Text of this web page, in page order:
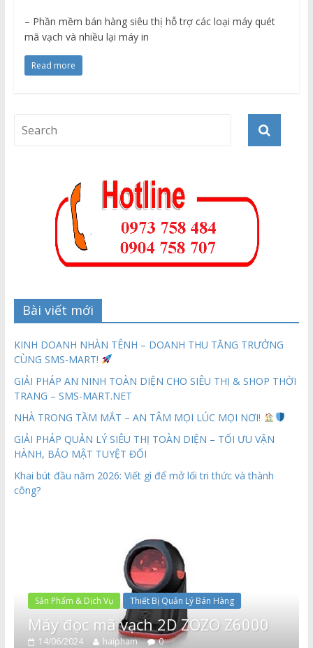
– Phần mềm bán hàng siêu thị hỗ trợ các loại máy quét
mã vạch và nhiều lại máy in
Read more
Bài viết mới
KINH DOANH NHÀN TÊNH – DOANH THU TĂNG TRƯỞNG
CÙNG SMS-MART!
GIẢI PHÁP AN NINH TOÀN DIỆN CHO SIÊU THỊ & SHOP THỜI
TRANG – SMS-MART.NET
NHÀ TRONG TẦM MẮT – AN TÂM MỌI LÚC MỌI NƠI!
GIẢI PHÁP QUẢN LÝ SIÊU THỊ TOÀN DIỆN – TỐI ƯU VẬN
HÀNH, BẢO MẬT TUYỆT ĐỐI
Khai bút đầu năm 2026: Viết gì để mở lối tri thức và thành
công?
Sản Phẩm & Dịch Vụ Thiết Bị Quản Lý Bán Hàng
Máy đọc mã vạch 2D ZOZO Z6000
14/06/2024 haipham 0